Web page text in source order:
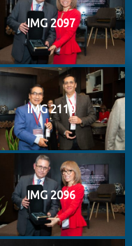
IMG 2097
IMG 2110
IMG 2096